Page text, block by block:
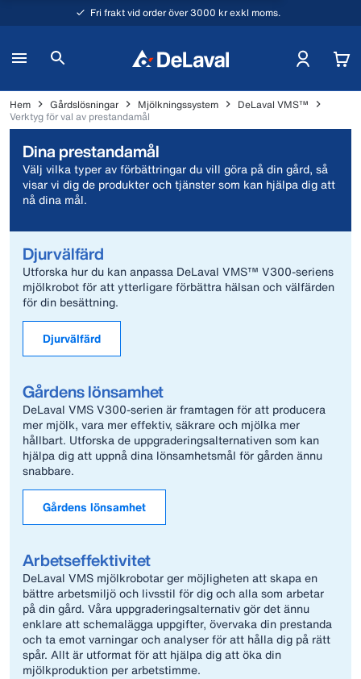
Fri frakt vid order över 3000 kr exkl moms.
Hem Gårdslösningar Mjölkningssystem
DeLaval VMS™
Verktyg för val av prestandamål
Dina prestandamål
Välj vilka typer av förbättringar du vill göra på din gård, så
visar vi dig de produkter och tjänster som kan hjälpa dig att
nå dina mål.
Djurvälfärd
Utforska hur du kan anpassa DeLaval VMS™ V300-seriens
mjölkrobot för att ytterligare förbättra hälsan och välfärden
för din besättning.
Djurvälfärd
Gårdens lönsamhet
DeLaval VMS V300-serien är framtagen för att producera
mer mjölk, vara mer effektiv, säkrare och mjölka mer
hållbart. Utforska de uppgraderingsalternativen som kan
hjälpa dig att uppnå dina lönsamhetsmål för gården ännu
snabbare.
Gårdens lönsamhet
Arbetseffektivitet
DeLaval VMS mjölkrobotar ger möjligheten att skapa en
bättre arbetsmiljö och livsstil för dig och alla som arbetar
på din gård. Våra uppgraderingsalternativ gör det ännu
enklare att schemalägga uppgifter, övervaka din prestanda
och ta emot varningar och analyser för att hålla dig på rätt
spår. Allt är utformat för att hjälpa dig att öka din
mjölkproduktion per arbetstimme.